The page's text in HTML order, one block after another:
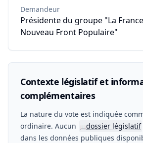
Demandeur
Présidente du groupe "La
Nouveau Front Populaire"
Contexte législatif et
complémentaires
La nature du vote est indiquée
ordinaire. Aucun
📖dossier législatif
dans les données publiques